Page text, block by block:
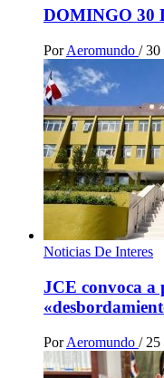
DOMINGO 30
Por Aeromundo / 30
Noticias De Interes
JCE convoca
Por Aeromundo / 25